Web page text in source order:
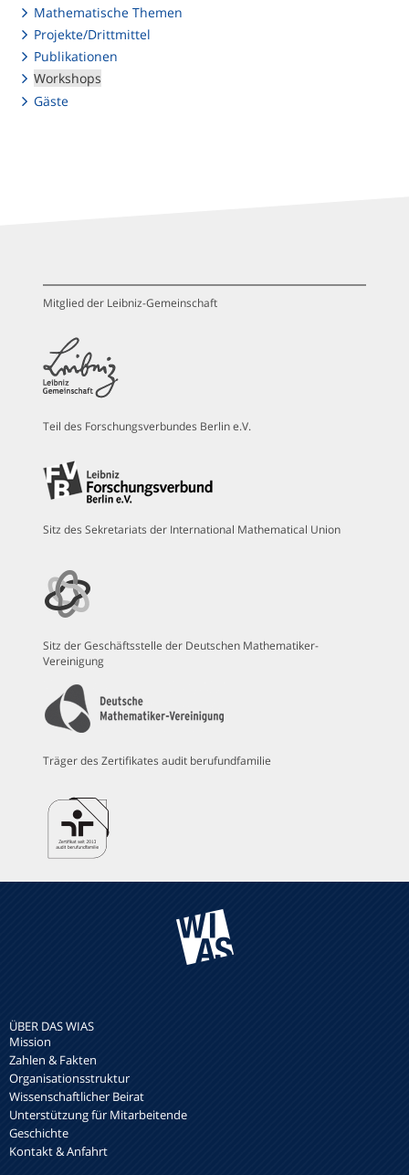
Mathematische Themen
Projekte/Drittmittel
Publikationen
Workshops
Gäste
Mitglied der Leibniz-Gemeinschaft
Teil des Forschungsverbundes Berlin e.V.
Sitz des Sekretariats der International Mathematical Union
Sitz der Geschäftsstelle der Deutschen Mathematiker-
Vereinigung
Träger des Zertifikates audit berufundfamilie
ÜBER DAS WIAS
Mission
Zahlen & Fakten
Organisationsstruktur
Wissenschaftlicher Beirat
Unterstützung für Mitarbeitende
Geschichte
Kontakt & Anfahrt